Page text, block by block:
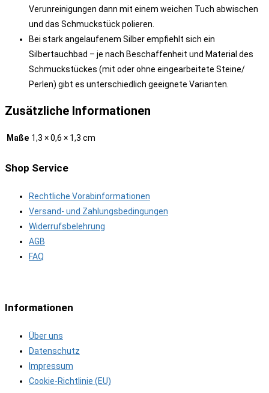
Verunreinigungen dann mit einem weichen Tuch abwischen
und das Schmuckstück polieren.
Bei stark angelaufenem Silber empfiehlt sich ein
Silbertauchbad – je nach Beschaffenheit und Material des
Schmuckstückes (mit oder ohne eingearbeitete Steine/
Perlen) gibt es unterschiedlich geeignete Varianten.
Zusätzliche Informationen
Maße 1,3 × 0,6 × 1,3 cm
Shop Service
Rechtliche Vorabinformationen
Versand- und Zahlungsbedingungen
Widerrufsbelehrung
AGB
FAQ
Informationen
Über uns
Datenschutz
Impressum
Cookie-Richtlinie (EU)